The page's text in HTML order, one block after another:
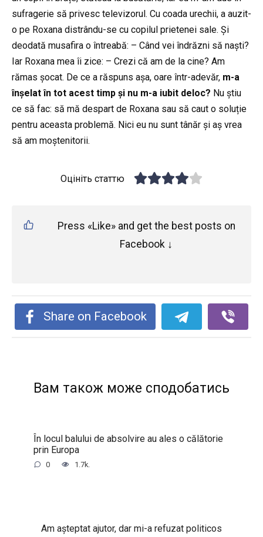
sufragerie să privesc televizorul. Cu coada urechii, a auzit-
o pe Roxana distrându-se cu copilul prietenei sale. Și
deodată musafira o întreabă: – Când vei îndrăzni să naști?
Iar Roxana mea îi zice: – Crezi că am de la cine? Am
rămas șocat. De ce a răspuns așa, oare într-adevăr, m-a
înșelat în tot acest timp și nu m-a iubit deloc? Nu știu
ce să fac: să mă despart de Roxana sau să caut o soluție
pentru aceasta problemă. Nici eu nu sunt tânăr și aș vrea
să am moștenitorii.
Оцініть статтю
Press «Like» and get the best posts on
Facebook ↓
Share on Facebook
Вам також може сподобатись
În locul balului de absolvire au ales o călătorie
prin Europa
0 1.7k.
Am așteptat ajutor, dar mi-a refuzat politicos